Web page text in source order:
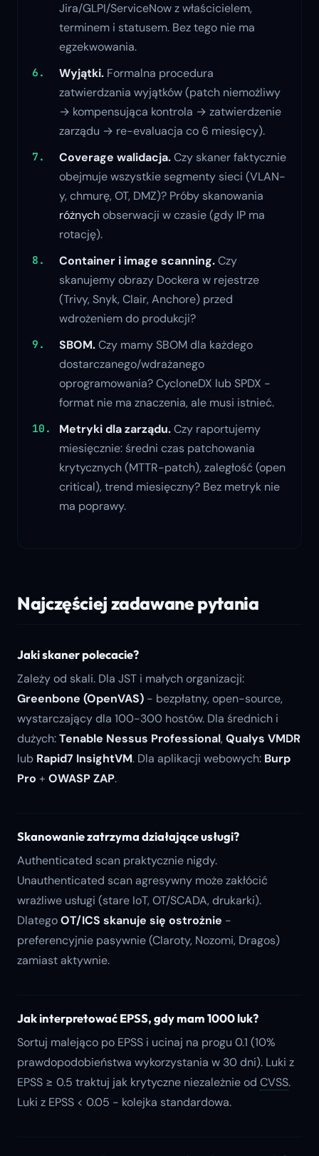
Jira/GLPI/ServiceNow z właścicielem,
terminem i statusem. Bez tego nie ma
egzekwowania.
Wyjątki. Formalna procedura
zatwierdzania wyjątków (patch niemożliwy
→ kompensująca kontrola → zatwierdzenie
zarządu → re-evaluacja co 6 miesięcy).
Coverage walidacja.Czy skaner faktycznie
obejmuje wszystkie segmenty sieci (VLAN-
y, chmurę, OT, DMZ)? Próby skanowania
różnychobserwacji w czasie (gdy IP ma
rotację).
Container i image scanning.Czy
skanujemy obrazy Dockera w rejestrze
(Trivy, Snyk, Clair, Anchore) przed
wdrożeniem do produkcji?
SBOM.Czy mamy SBOM dla każdego
dostarczanego/wdrażanego
oprogramowania? CycloneDX lub SPDX -
format nie ma znaczenia, ale musi istnieć.
Metryki dla zarządu.Czy raportujemy
miesięcznie: średni czas patchowania
krytycznych (MTTR-patch), zaległość (open
critical), trend miesięczny? Bez metryk nie
ma poprawy.
Najczęściej zadawane pytania
Jaki skaner polecacie?
Zależy od skali. Dla JST i małych organizacji:
Greenbone (OpenVAS) - bezpłatny, open-source,
wystarczający dla 100-300 hostów. Dla średnich i
dużych:Tenable Nessus Professional,Qualys VMDR
lub Rapid7 InsightVM. Dla aplikacji webowych: Burp
Pro + OWASP ZAP.
Skanowanie zatrzyma działające usługi?
Authenticated scan praktycznie nigdy.
Unauthenticated scan agresywny może zakłócić
wrażliwe usługi (stare IoT, OT/SCADA, drukarki).
DlategoOT/ICS skanuje się ostrożnie -
preferencyjnie pasywnie (Claroty, Nozomi, Dragos)
zamiast aktywnie.
Jak interpretować EPSS, gdy mam 1000 luk?
Sortuj malejąco po EPSS i ucinaj na progu 0.1 (10%
prawdopodobieństwa wykorzystania w 30 dni). Luki z
EPSS ≥ 0.5 traktuj jak krytyczne niezależnie od CVSS.
Luki z EPSS < 0.05 - kolejka standardowa.